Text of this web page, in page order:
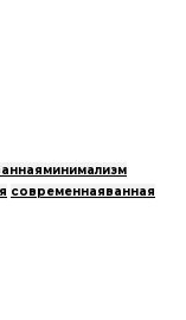
современнаяванная